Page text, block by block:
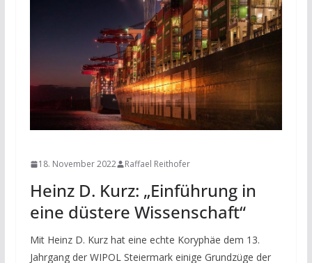
18. November 2022 Raffael Reithofer
Heinz D. Kurz: „Einführung in
eine düstere Wissenschaft“
Mit Heinz D. Kurz hat eine echte Koryphäe dem 13.
Jahrgang der WIPOL Steiermark einige Grundzüge der